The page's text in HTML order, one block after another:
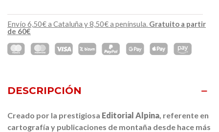
Envío 6,50€ a Cataluña y 8,50€ a península. Gratuito a partir
de 60€
DESCRIPCIÓN
Creado por la prestigiosa Editorial Alpina, referente en
cartografía y publicaciones de montaña desde hace más